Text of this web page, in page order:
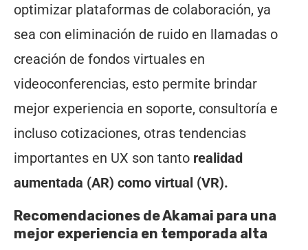
optimizar plataformas de colaboración, ya
sea con eliminación de ruido en llamadas o
creación de fondos virtuales en
videoconferencias, esto permite brindar
mejor experiencia en soporte, consultoría e
incluso cotizaciones, otras tendencias
importantes en UX son tanto realidad
aumentada (AR) como virtual (VR).
Recomendaciones de Akamai para una
mejor experiencia en temporada alta